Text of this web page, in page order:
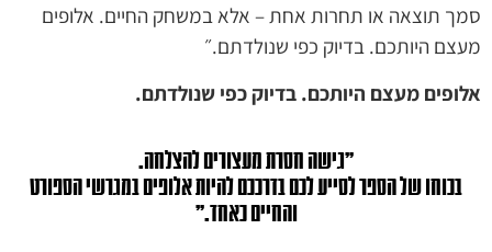
סמך תוצאה או תחרות אחת – אלא במשחק החיים. אלופים
מעצם היותכם. בדיוק כפי שנולדתם.״
אלופים מעצם היותכם. בדיוק כפי שנולדתם.
"גישה חסרת מעצורים להצלחה.
בכוחו של הספר לסייע לכם בדרככם להיות אלופים במגרשי הספורט
והחיים כאחד."